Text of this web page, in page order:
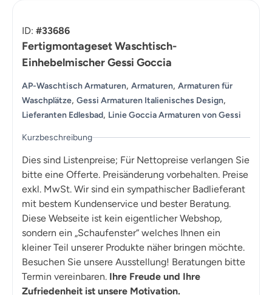
ID: #33686
Fertigmontageset Waschtisch-
Einhebelmischer Gessi Goccia
AP-Waschtisch Armaturen, Armaturen, Armaturen für
Waschplätze, Gessi Armaturen Italienisches Design,
Lieferanten Edlesbad, Linie Goccia Armaturen von Gessi
Kurzbeschreibung
Dies sind Listenpreise; Für Nettopreise verlangen Sie
bitte eine Offerte. Preisänderung vorbehalten. Preise
exkl. MwSt. Wir sind ein sympathischer Badlieferant
mit bestem Kundenservice und bester Beratung.
Diese Webseite ist kein eigentlicher Webshop,
sondern ein „Schaufenster“ welches Ihnen ein
kleiner Teil unserer Produkte näher bringen möchte.
Besuchen Sie unsere Ausstellung! Beratungen bitte
Termin vereinbaren. Ihre Freude und Ihre
Zufriedenheit ist unsere Motivation.